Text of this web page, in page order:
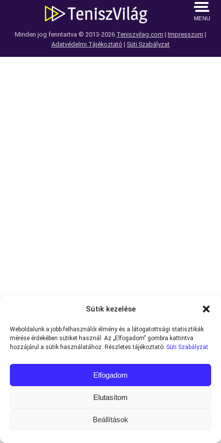
Sütik kezelése
Weboldalunk a jobb felhasználói élmény és a látogatottsági statisztikák
mérése érdekében sütiket használ. Az „Elfogadom” gombra kattintva
hozzájárul a sütik használatához. Részletes tájékoztató: Süti Szabályzat
Elfogadom
Elutasítom
Beállítások
MENU
Minden jog fenntartva © 2013-2026 Teniszvilag.com | Impresszum |
Adatvédelmi Tájékoztató | Süti Szabályzat